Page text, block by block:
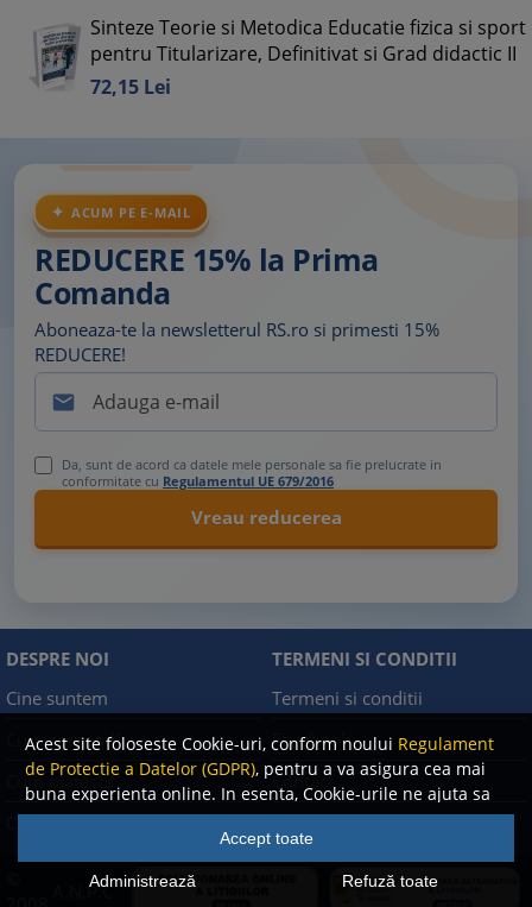
Acest site foloseste Cookie-uri, conform noului Regulament
de Protectie a Datelor (GDPR), pentru a va asigura cea mai
buna experienta online. In esenta, Cookie-urile ne ajuta sa
imbunatatim continutul de pe site, oferindu-va dvs.,
cititorul, o experienta online personalizata si mult mai
rapida. Ele sunt folosite doar de site-ul nostru si partenerii
nostri de incredere. Click
pentru detalii despre politica
Accept toate
Administrează Refuză toate
Sinteze Teorie si Metodica Educatie fizica si sport
pentru Titularizare, Definitivat si Grad didactic II
72,15 Lei
ACUM PE E-MAIL
REDUCERE 15% la Prima
Comanda
Aboneaza-te la newsletterul RS.ro si primesti 15%
REDUCERE!

Da, sunt de acord ca datele mele personale sa fie prelucrate in
conformitate cu Regulamentul UE 679/2016
DESPRE NOI
Cine suntem
Cum comand?
Cum platesc?
TERMENI SI CONDITII
Termeni si conditii
Facebook
Contact
A.N.P.C.